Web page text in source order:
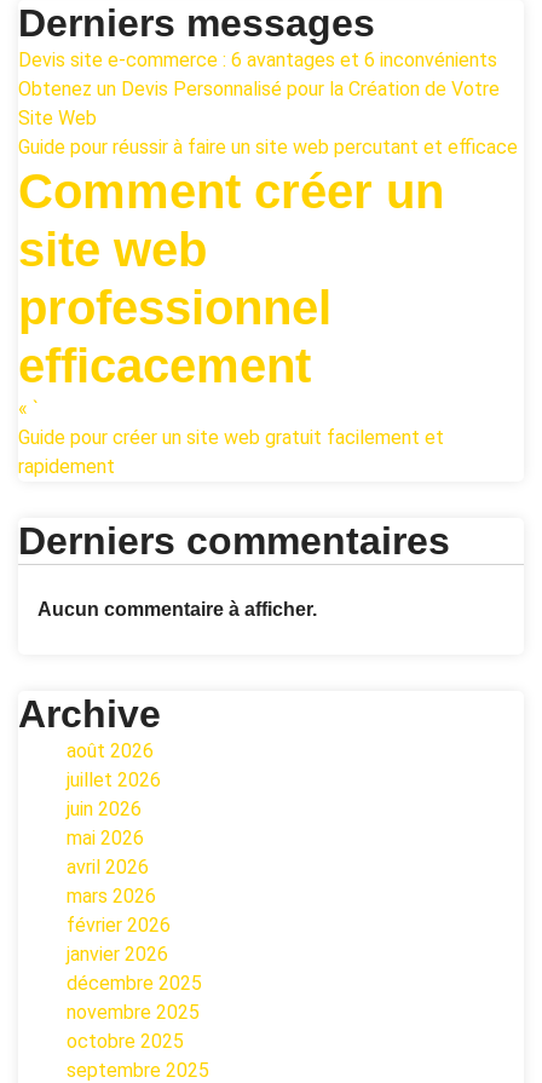
Derniers messages
Devis site e-commerce : 6 avantages et 6 inconvénients
Obtenez un Devis Personnalisé pour la Création de Votre
Site Web
Guide pour réussir à faire un site web percutant et efficace
Comment créer un
site web
professionnel
efficacement
« `
Guide pour créer un site web gratuit facilement et
rapidement
Derniers commentaires
Aucun commentaire à afficher.
Archive
août 2026
juillet 2026
juin 2026
mai 2026
avril 2026
mars 2026
février 2026
janvier 2026
décembre 2025
novembre 2025
octobre 2025
septembre 2025